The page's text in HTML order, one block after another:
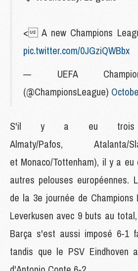
< A new Champions
pic.twitter.com/0JGziQWBbx
— UEFA
(@ChampionsLeague)
S'il y a eu trois
Almaty/Pafos,
et Monaco/Tottenham), il y a
autres pelouses européennes.
de la 3e journée de
Leverkusen avec 9 buts au
Barça s'est aussi imposé 6-1
tandis que le PSV Eindhoven